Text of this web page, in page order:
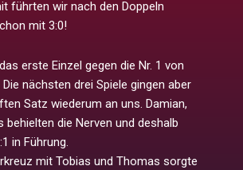
führten wir nach den Doppeln
mit 3:0!
erste Einzel gegen die Nr. 1 von
nächsten drei Spiele gingen aber
Satz wiederum an uns. Damian,
behielten die Nerven und deshalb
in Führung.
mit Tobias und Thomas sorgte